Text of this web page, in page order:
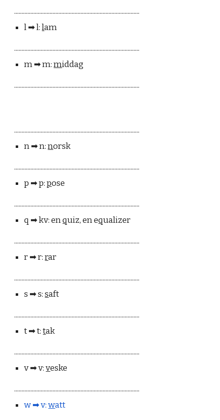
.....................................................................................
l➡︎l:lam
.....................................................................................
m➡︎m:middag
.....................................................................................
.....................................................................................
n ➡︎ n:norsk
.....................................................................................
p ➡︎ p:pose
.....................................................................................
q ➡︎ kv: enquiz, en equalizer
.....................................................................................
r ➡︎ r:rar
.....................................................................................
s ➡︎ s:saft
.....................................................................................
t ➡︎ t:tak
.....................................................................................
v ➡︎ v:veske
.....................................................................................
w ➡︎ v:watt